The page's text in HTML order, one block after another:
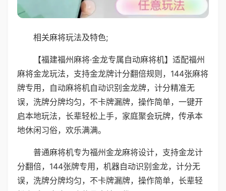
相关麻将玩法及特色;
【福建福州麻将·金龙专属自动麻将机】适配福州
麻将金龙玩法，支持金龙牌计分翻倍规则，144张麻将
牌专用，自动麻将机自动识别金龙牌，计分精准无
误，洗牌分牌均匀，不卡牌漏牌，操作简单，一键开
启本地玩法，长辈轻松上手，家庭聚会玩牌，传承本
地休闲习俗，欢乐满满。
普通麻将机专为福州金龙麻将设计，支持金龙计
分翻倍，144张牌专用，机器自动识别金龙，计分无
误，洗牌分牌均匀，不卡牌漏牌，操作简单，长辈轻